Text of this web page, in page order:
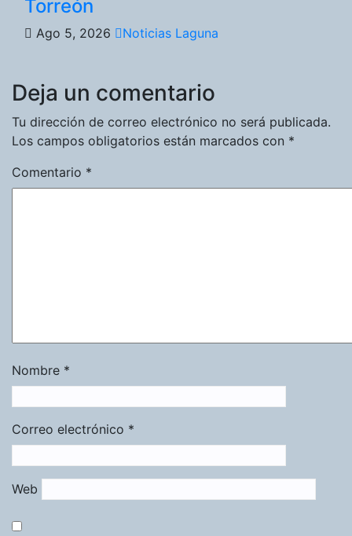
Torreón
Ago 5, 2026 Noticias Laguna
Deja un comentario
Tu dirección de correo electrónico no será publicada.
Los campos obligatorios están marcados con *
Comentario *
Nombre *
Correo electrónico *
Web